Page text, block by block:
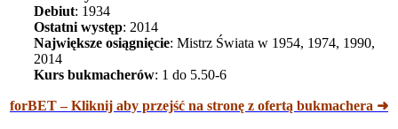
Debiut: 1934
Ostatni występ: 2014
Największe osiągnięcie: Mistrz Świata w 1954, 1974, 1990,
2014
Kurs bukmacherów: 1 do 5.50-6
forBET – Kliknij aby przejść na stronę z ofertą bukmachera ➜